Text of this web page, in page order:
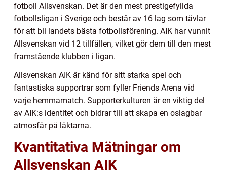
fotboll Allsvenskan. Det är den mest prestigefyllda
fotbollsligan i Sverige och består av 16 lag som tävlar
för att bli landets bästa fotbollsförening. AIK har vunnit
Allsvenskan vid 12 tillfällen, vilket gör dem till den mest
framstående klubben i ligan.
Allsvenskan AIK är känd för sitt starka spel och
fantastiska supportrar som fyller Friends Arena vid
varje hemmamatch. Supporterkulturen är en viktig del
av AIK:s identitet och bidrar till att skapa en oslagbar
atmosfär på läktarna.
Kvantitativa Mätningar om
Allsvenskan AIK